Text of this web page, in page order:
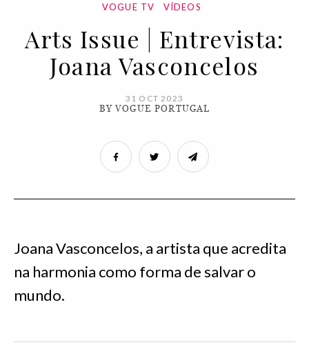
VOGUE TV VÍDEOS
Arts Issue | Entrevista:
Joana Vasconcelos
31 OCT 2023
BY VOGUE PORTUGAL
Joana Vasconcelos, a artista que acredita
na harmonia como forma de salvar o
mundo.